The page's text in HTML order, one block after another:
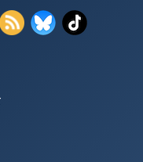
janela)
em nova janela)
(abre em nova janela)
(abre em nova
RSS (abre em nova
Bluesky (abre
TikTok